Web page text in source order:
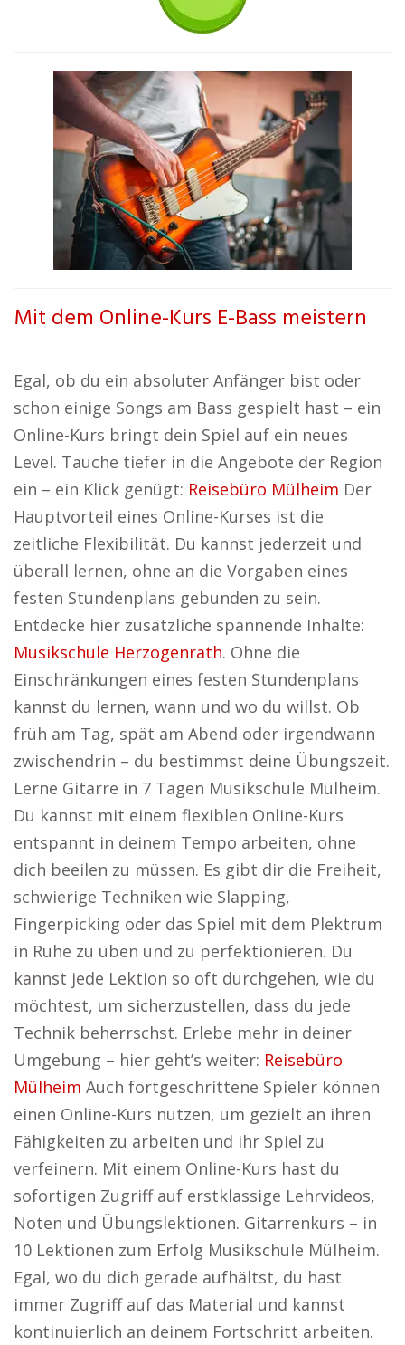
Mit dem Online-Kurs E-Bass meistern
Egal, ob du ein absoluter Anfänger bist oder
schon einige Songs am Bass gespielt hast – ein
Online-Kurs bringt dein Spiel auf ein neues
Level. Tauche tiefer in die Angebote der Region
ein – ein Klick genügt: Reisebüro Mülheim Der
Hauptvorteil eines Online-Kurses ist die
zeitliche Flexibilität. Du kannst jederzeit und
überall lernen, ohne an die Vorgaben eines
festen Stundenplans gebunden zu sein.
Entdecke hier zusätzliche spannende Inhalte:
Musikschule Herzogenrath. Ohne die
Einschränkungen eines festen Stundenplans
kannst du lernen, wann und wo du willst. Ob
früh am Tag, spät am Abend oder irgendwann
zwischendrin – du bestimmst deine Übungszeit.
Lerne Gitarre in 7 Tagen Musikschule Mülheim.
Du kannst mit einem flexiblen Online-Kurs
entspannt in deinem Tempo arbeiten, ohne
dich beeilen zu müssen. Es gibt dir die Freiheit,
schwierige Techniken wie Slapping,
Fingerpicking oder das Spiel mit dem Plektrum
in Ruhe zu üben und zu perfektionieren. Du
kannst jede Lektion so oft durchgehen, wie du
möchtest, um sicherzustellen, dass du jede
Technik beherrschst. Erlebe mehr in deiner
Umgebung – hier geht’s weiter: Reisebüro
Mülheim Auch fortgeschrittene Spieler können
einen Online-Kurs nutzen, um gezielt an ihren
Fähigkeiten zu arbeiten und ihr Spiel zu
verfeinern. Mit einem Online-Kurs hast du
sofortigen Zugriff auf erstklassige Lehrvideos,
Noten und Übungslektionen. Gitarrenkurs – in
10 Lektionen zum Erfolg Musikschule Mülheim.
Egal, wo du dich gerade aufhältst, du hast
immer Zugriff auf das Material und kannst
kontinuierlich an deinem Fortschritt arbeiten.